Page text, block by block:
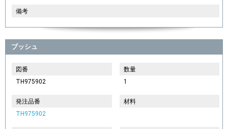
備考
ブッシュ
図番
TH975902
数量
1
発注品番
TH975902
材料